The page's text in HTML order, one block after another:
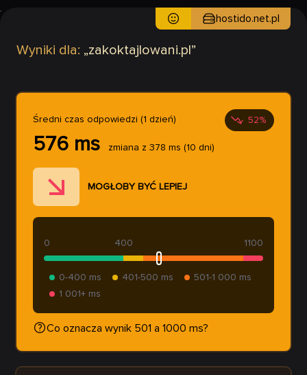
Wyniki dla: „zakoktajlowani.pl ”
hostido.net.pl
Średni czas odpowiedzi (1 dzień) 52%
576 ms zmiana z 378 ms (10 dni)
MOGŁOBY BYĆ LEPIEJ
400
0 1100
0-400 ms 401-500 ms
501-1 000 ms
1 001+ ms
Co oznacza wynik 501 a 1000 ms?